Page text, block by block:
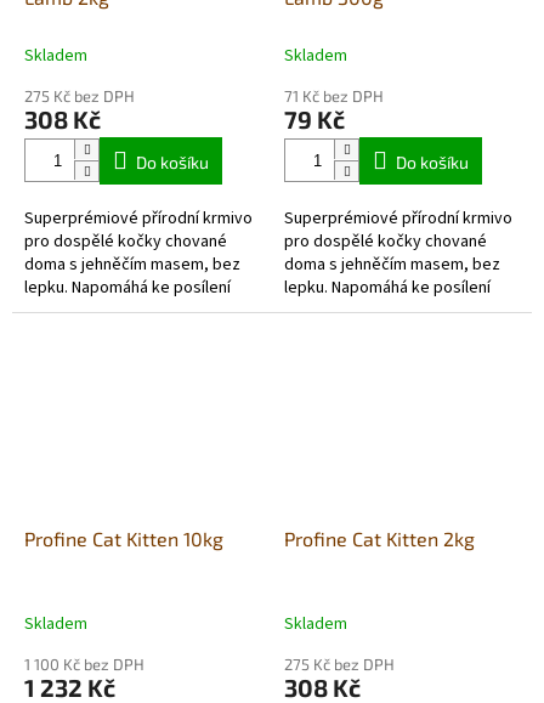
Skladem
275 Kč bez DPH
308 Kč
Do košíku
Superprémiové přírodní krmivo
pro dospělé kočky chované
doma s jehněčím masem, bez
lepku. Napomáhá ke posílení
imunity a losový olej, který je v
Skladem
71 Kč bez DPH
79 Kč
Do košíku
Superprémiové přírodní krmivo
pro dospělé kočky chované
doma s jehněčím masem, bez
lepku. Napomáhá ke posílení
imunity a losový olej, který je v
Profine Cat Kitten 10kg
Skladem
1 100 Kč bez DPH
1 232 Kč
Profine Cat Kitten 2kg
Skladem
275 Kč bez DPH
308 Kč